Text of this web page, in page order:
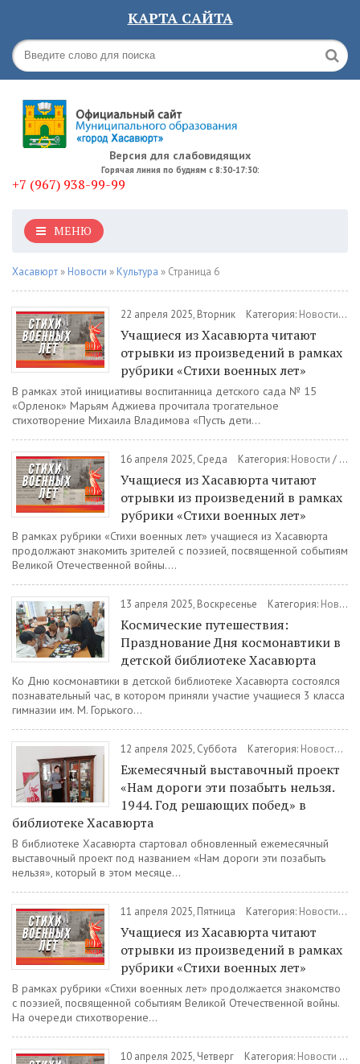
КАРТА САЙТА
Версия для слабовидящих
Горячая линия по будням с 8:30-17:30:
+7 (967) 938-99-99
МЕНЮ
Хасавюрт » Новости » Культура » Страница 6
22 апреля 2025, Вторник Категория: Новости/
Учащиеся из Хасавюрта читают
отрывки из произведений в рамках
рубрики «Стихи военных лет»
В рамках этой инициативы воспитанница детского сада № 15
«Орленок» Марьям Аджиева прочитала трогательное
стихотворение Михаила Владимова «Пусть дети...
16 апреля 2025, Среда Категория: Новости /
Учащиеся из Хасавюрта читают
отрывки из произведений в рамках
рубрики «Стихи военных лет»
В рамках рубрики «Стихи военных лет» учащиеся из Хасавюрта
продолжают знакомить зрителей с поэзией, посвященной событиям
Великой Отечественной войны....
13 апреля 2025, Воскресенье Категория: Новости
Космические путешествия:
Празднование Дня космонавтики в
детской библиотеке Хасавюрта
Ко Дню космонавтики в детской библиотеке Хасавюрта состоялся
познавательный час, в котором приняли участие учащиеся 3 класса
гимназии им. М. Горького...
12 апреля 2025, Суббота Категория: Новости /
Ежемесячный выставочный проект
«Нам дороги эти позабыть нельзя.
1944. Год решающих побед» в
библиотеке Хасавюрта
️В библиотеке Хасавюрта стартовал обновленный ежемесячный
выставочный проект под названием «Нам дороги эти позабыть
нельзя», который в этом месяце...
11 апреля 2025, Пятница Категория: Новости/
Учащиеся из Хасавюрта читают
отрывки из произведений в рамках
рубрики «Стихи военных лет»
В рамках рубрики «Стихи военных лет» продолжается знакомство
с поэзией, посвященной событиям Великой Отечественной войны.
На очереди стихотворение...
10 апреля 2025, Четверг Категория: Новости